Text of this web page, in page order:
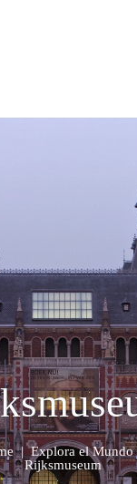
watches
|Explora el Mundo
Rijksmuseum